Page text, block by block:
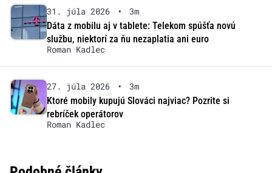
31. júla 2026 •
3m
Dáta z mobilu aj v tablete: Telekom spúšťa novú
službu, niektorí za ňu nezaplatia ani euro
Roman Kadlec
27. júla 2026 •
3m
Ktoré mobily kupujú Slováci najviac? Pozrite si
rebríček operátorov
Roman Kadlec